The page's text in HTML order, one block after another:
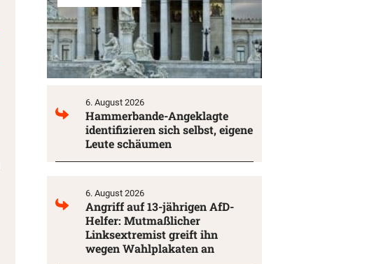
6. August 2026
Hammerbande-Angeklagte
identifizieren sich selbst, eigene
Leute schäumen
6. August 2026
Angriff auf 13-jährigen AfD-
Helfer: Mutmaßlicher
Linksextremist greift ihn
wegen Wahlplakaten an